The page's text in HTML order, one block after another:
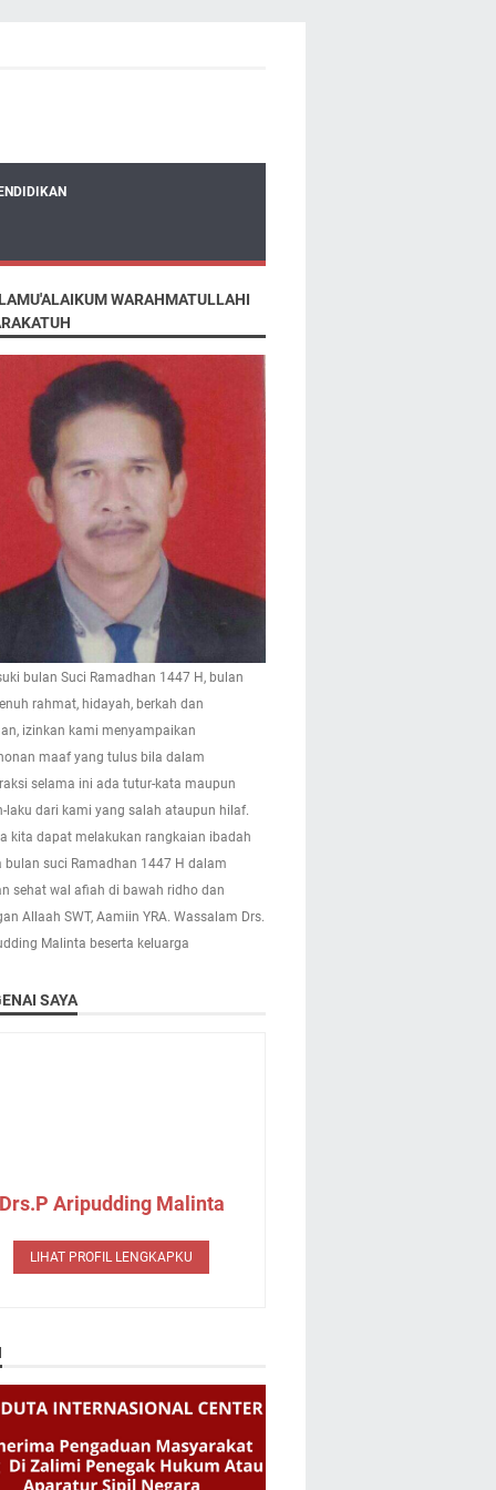
WARAHMATULLAHI
bulan Suci Ramadhan 1447 H, bulan
rahmat, hidayah, berkah dan
izinkan kami menyampaikan
maaf yang tulus bila dalam
selama ini ada tutur-kata maupun
laku dari kami yang salah ataupun hilaf.
kita dapat melakukan rangkaian ibadah
bulan suci Ramadhan 1447 H dalam
sehat wal afiah di bawah ridho dan
Allaah SWT, Aamiin YRA. Wassalam Drs.
Malinta beserta keluarga
SAYA
Aripudding Malinta
LIHAT PROFIL LENGKAPKU